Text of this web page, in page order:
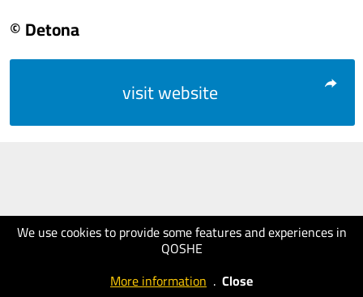
We use cookies to provide some features and experiences in
QOSHE
More information . Close
© Detona
visit website